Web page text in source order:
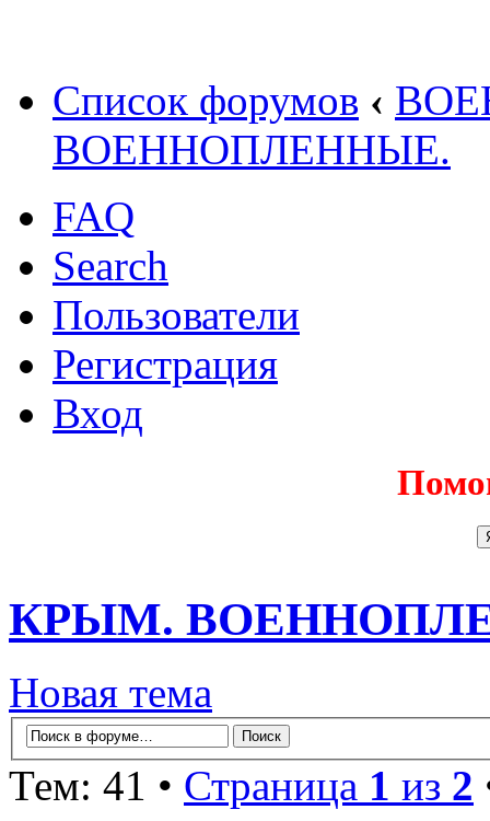
Список форумов ‹
ВОЕННОПЛЕННЫЕ.
FAQ
Search
Пользователи
Регистрация
Вход
КРЫМ.
Новая тема
Тем: 41 • Страница 1 из 2